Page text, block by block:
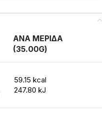
ΑΝΑ ΜΕΡΙΔΑ
(35.00G)
59.15 kcal
247.80 kJ